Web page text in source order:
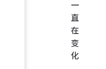
一
直
在
变
化